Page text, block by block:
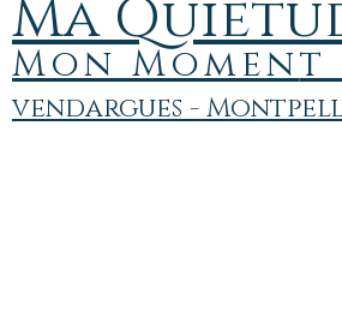
Ma
MonMoment
vendargues -